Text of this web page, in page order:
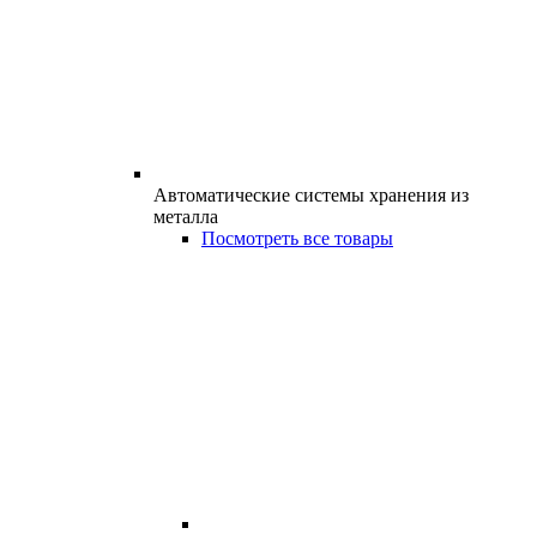
Автоматические системы хранения из
металла
Посмотреть все товары